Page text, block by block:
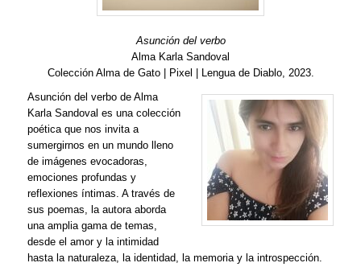
Asunción del verbo
Alma Karla Sandoval
Colección Alma de Gato | Pixel | Lengua de Diablo, 2023.
Asunción del verbo de Alma
Karla Sandoval es una colección
poética que nos invita a
sumergirnos en un mundo lleno
de imágenes evocadoras,
emociones profundas y
reflexiones íntimas. A través de
sus poemas, la autora aborda
una amplia gama de temas,
desde el amor y la intimidad
hasta la naturaleza, la identidad, la memoria y la introspección.